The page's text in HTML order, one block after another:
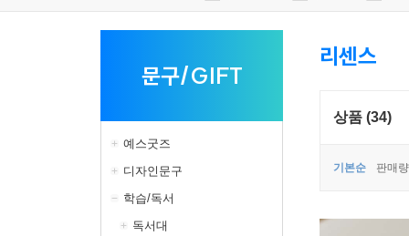
문구/GIFT
예스굿즈
디자인문구
학습/독서
독서대
리센스
상품 (34)
기본순 판매